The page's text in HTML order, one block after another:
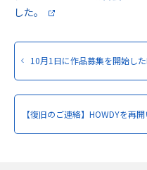
した。
10月1日に作品募集を開始し
【復旧のご連絡】HOWDYを再開